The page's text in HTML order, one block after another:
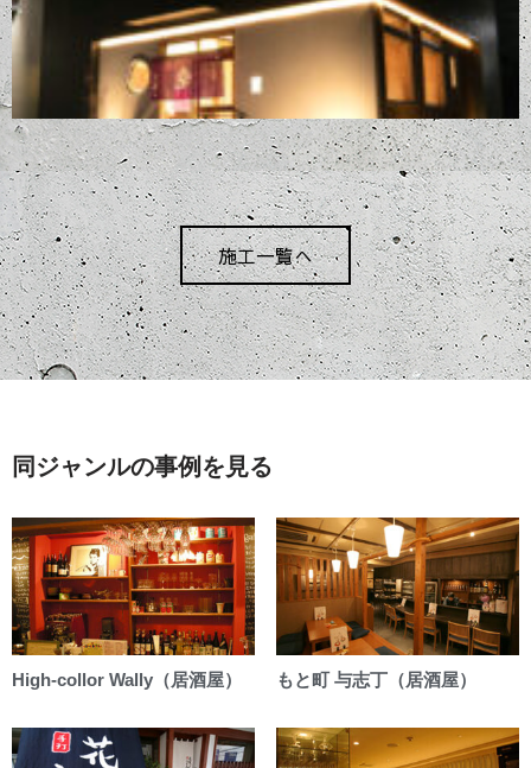
施工一覧へ
同ジャンルの事例を見る
High-collor Wally（居酒屋） もと町 与志丁（居酒屋）